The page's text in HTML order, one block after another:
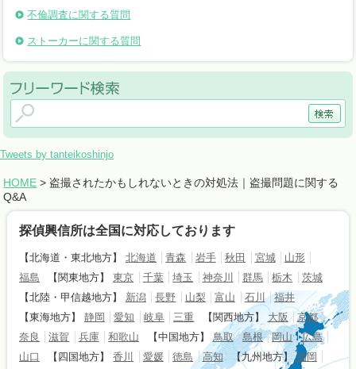
不倫調査に関する質問
ストーカーに関する質問
Tweets by tanteikoshinjo
HOME > 盗撮されたかもしれないときの対処法｜盗撮問題に関する
Q&A
探偵興信所は全国に対応しております
【北海道・東北地方】 北海道 青森 岩手 秋田 宮城
山形
福島
【関東地方】 東京 千葉 埼玉 神奈川 群馬 栃木
茨城
【北陸・甲信越地方】
新潟 長野 山梨 富山 石川
福井
【東海地方】
静岡 愛知 岐阜 三重 【関西地方】 大阪
京都
奈良
滋賀 兵庫 和歌山 【中国地方】 鳥取 島根 岡山
広島
山口
【四国地方】 香川 愛媛 徳島 高知 【九州地方】 福岡